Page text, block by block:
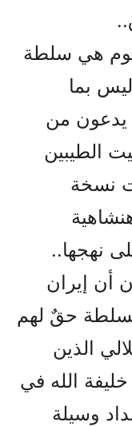
اليوم هي سلطة
بما
يدعون من
الطيبين
نسخة
نهجها..
أن إيران
حقٌ لهم
الذين
الله في
وسيلة